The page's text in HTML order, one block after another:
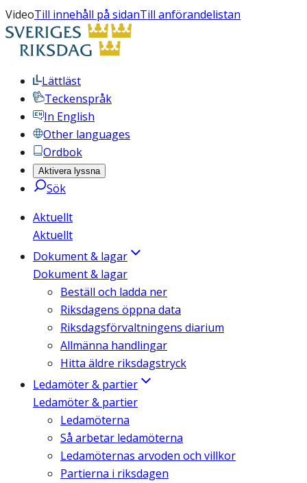
VideoTill innehåll på sidanTill anförandelistan
Lättläst
Teckenspråk
In English
Other languages
Ordbok
Aktivera lyssna
Sök
Aktuellt
Aktuellt
Dokument & lagar
Dokument & lagar
Beställ och ladda ner
Riksdagens öppna data
Riksdagsförvaltningens diarium
Allmänna handlingar
Hitta äldre riksdagstryck
Ledamöter & partier
Ledamöter & partier
Ledamöterna
Så arbetar ledamöterna
Ledamöternas arvoden och villkor
Partierna i riksdagen